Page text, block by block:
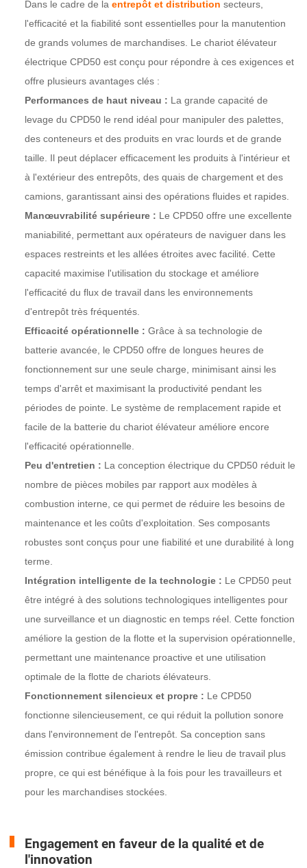
Dans le cadre de laentrepôt et distribution secteurs,
l'efficacité et la fiabilité sont essentielles pour la manutention
de grands volumes de marchandises. Le chariot élévateur
électrique CPD50 est conçu pour répondre à ces exigences et
offre plusieurs avantages clés :
Performances de haut niveau : La grande capacité de
levage du CPD50 le rend idéal pour manipuler des palettes,
des conteneurs et des produits en vrac lourds et de grande
taille. Il peut déplacer efficacement les produits à l'intérieur et
à l'extérieur des entrepôts, des quais de chargement et des
camions, garantissant ainsi des opérations fluides et rapides.
Manœuvrabilité supérieure : Le CPD50 offre une excellente
maniabilité, permettant aux opérateurs de naviguer dans les
espaces restreints et les allées étroites avec facilité. Cette
capacité maximise l'utilisation du stockage et améliore
l'efficacité du flux de travail dans les environnements
d'entrepôt très fréquentés.
Efficacité opérationnelle : Grâce à sa technologie de
batterie avancée, le CPD50 offre de longues heures de
fonctionnement sur une seule charge, minimisant ainsi les
temps d'arrêt et maximisant la productivité pendant les
périodes de pointe. Le système de remplacement rapide et
facile de la batterie du chariot élévateur améliore encore
l'efficacité opérationnelle.
Peu d'entretien : La conception électrique du CPD50 réduit le
nombre de pièces mobiles par rapport aux modèles à
combustion interne, ce qui permet de réduire les besoins de
maintenance et les coûts d'exploitation. Ses composants
robustes sont conçus pour une fiabilité et une durabilité à long
terme.
Intégration intelligente de la technologie : Le CPD50 peut
être intégré à des solutions technologiques intelligentes pour
une surveillance et un diagnostic en temps réel. Cette fonction
améliore la gestion de la flotte et la supervision opérationnelle,
permettant une maintenance proactive et une utilisation
optimale de la flotte de chariots élévateurs.
Fonctionnement silencieux et propre : Le CPD50
fonctionne silencieusement, ce qui réduit la pollution sonore
dans l'environnement de l'entrepôt. Sa conception sans
émission contribue également à rendre le lieu de travail plus
propre, ce qui est bénéfique à la fois pour les travailleurs et
pour les marchandises stockées.
Engagement en faveur de la qualité et de
l'innovation